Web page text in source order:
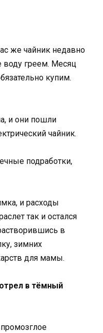
же чайник недавно
воду греем. Месяц
купим.
и они пошли
чайник.
подработки,
и расходы
так и остался
в
зимних
для мамы.
в тёмный